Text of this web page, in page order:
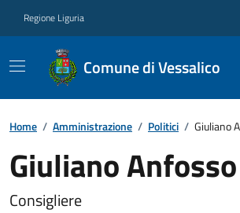
Regione Liguria
Comune di Vessalico
Home / Amministrazione / Politici / Giuliano
Giuliano Anfosso
Consigliere